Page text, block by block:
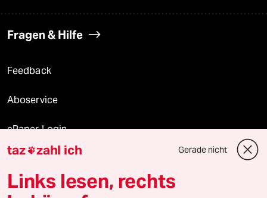
Fragen & Hilfe
Feedback
Aboservice
ePaper Login
Downloads für Abonnierende
taz zahl ich Gerade nicht
Links lesen, rechts